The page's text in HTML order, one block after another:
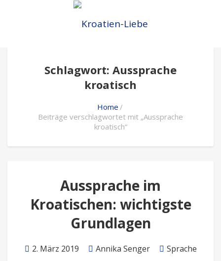
Schlagwort: Aussprache
kroatisch
Home
Beiträge verschlagwortet mit „Aussprache
kroatisch“
Aussprache im
Kroatischen: wichtigste
Grundlagen
2. März 2019 Annika Senger Sprache